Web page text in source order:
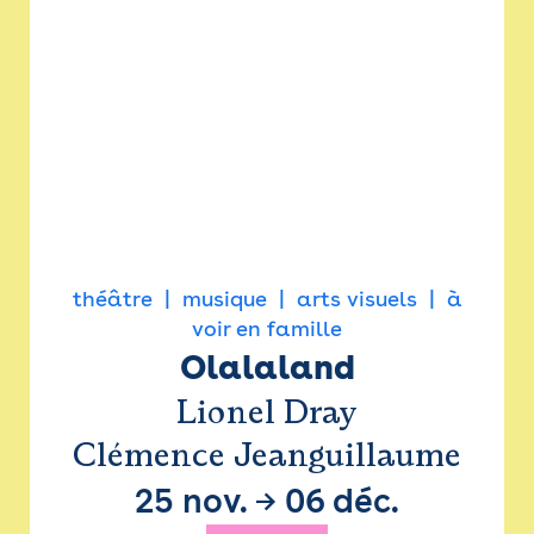
théâtre musique arts visuels
à
voir en famille
Olalaland
Lionel Dray
Clémence Jeanguillaume
25 nov. → 06 déc.